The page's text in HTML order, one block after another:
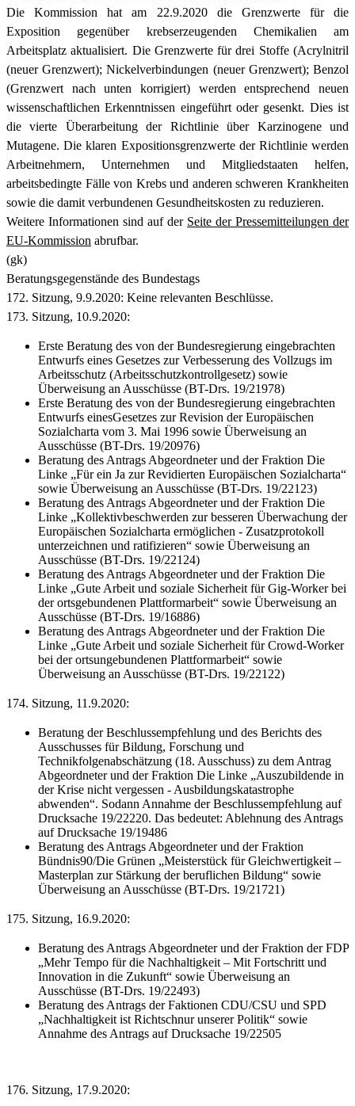
Die Kommission hat am 22.9.2020 die Grenzwerte für die
Exposition gegenüber krebserzeugenden Chemikalien am
Arbeitsplatz aktualisiert. Die Grenzwerte für drei Stoffe (Acrylnitril
(neuer Grenzwert); Nickelverbindungen (neuer Grenzwert); Benzol
(Grenzwert nach unten korrigiert) werden entsprechend neuen
wissenschaftlichen Erkenntnissen eingeführt oder gesenkt. Dies ist
die vierte Überarbeitung der Richtlinie über Karzinogene und
Mutagene. Die klaren Expositionsgrenzwerte der Richtlinie werden
Arbeitnehmern, Unternehmen und Mitgliedstaaten helfen,
arbeitsbedingte Fälle von Krebs und anderen schweren Krankheiten
sowie die damit verbundenen Gesundheitskosten zu reduzieren.
Weitere Informationen sind auf der Seite der Pressemitteilungen der
EU-Kommission abrufbar.
(gk)
Beratungsgegenstände des Bundestags
172. Sitzung, 9.9.2020: Keine relevanten Beschlüsse.
173. Sitzung, 10.9.2020:
Erste Beratung des von der Bundesregierung eingebrachten
Entwurfs eines Gesetzes zur Verbesserung des Vollzugs im
Arbeitsschutz (Arbeitsschutzkontrollgesetz) sowie
Überweisung an Ausschüsse (BT-Drs. 19/21978)
Erste Beratung des von der Bundesregierung eingebrachten
Entwurfs einesGesetzes zur Revision der Europäischen
Sozialcharta vom 3. Mai 1996 sowie Überweisung an
Ausschüsse (BT-Drs. 19/20976)
Beratung des Antrags Abgeordneter und der Fraktion Die
Linke „Für ein Ja zur Revidierten Europäischen Sozialcharta“
sowie Überweisung an Ausschüsse (BT-Drs. 19/22123)
Beratung des Antrags Abgeordneter und der Fraktion Die
Linke „Kollektivbeschwerden zur besseren Überwachung der
Europäischen Sozialcharta ermöglichen - Zusatzprotokoll
unterzeichnen und ratifizieren“ sowie Überweisung an
Ausschüsse (BT-Drs. 19/22124)
Beratung des Antrags Abgeordneter und der Fraktion Die
Linke „Gute Arbeit und soziale Sicherheit für Gig-Worker bei
der ortsgebundenen Plattformarbeit“ sowie Überweisung an
Ausschüsse (BT-Drs. 19/16886)
Beratung des Antrags Abgeordneter und der Fraktion Die
Linke „Gute Arbeit und soziale Sicherheit für Crowd-Worker
bei der ortsungebundenen Plattformarbeit“ sowie
Überweisung an Ausschüsse (BT-Drs. 19/22122)
174. Sitzung, 11.9.2020:
Beratung der Beschlussempfehlung und des Berichts des
Ausschusses für Bildung, Forschung und
Technikfolgenabschätzung (18. Ausschuss) zu dem Antrag
Abgeordneter und der Fraktion Die Linke „Auszubildende in
der Krise nicht vergessen - Ausbildungskatastrophe
abwenden“. Sodann Annahme der Beschlussempfehlung auf
Drucksache 19/22220. Das bedeutet: Ablehnung des Antrags
auf Drucksache 19/19486
Beratung des Antrags Abgeordneter und der Fraktion
Bündnis90/Die Grünen „Meisterstück für Gleichwertigkeit –
Masterplan zur Stärkung der beruflichen Bildung“ sowie
Überweisung an Ausschüsse (BT-Drs. 19/21721)
175. Sitzung, 16.9.2020:
Beratung des Antrags Abgeordneter und der Fraktion der FDP
„Mehr Tempo für die Nachhaltigkeit – Mit Fortschritt und
Innovation in die Zukunft“ sowie Überweisung an
Ausschüsse (BT-Drs. 19/22493)
Beratung des Antrags der Faktionen CDU/CSU und SPD
„Nachhaltigkeit ist Richtschnur unserer Politik“ sowie
Annahme des Antrags auf Drucksache 19/22505
176. Sitzung, 17.9.2020: